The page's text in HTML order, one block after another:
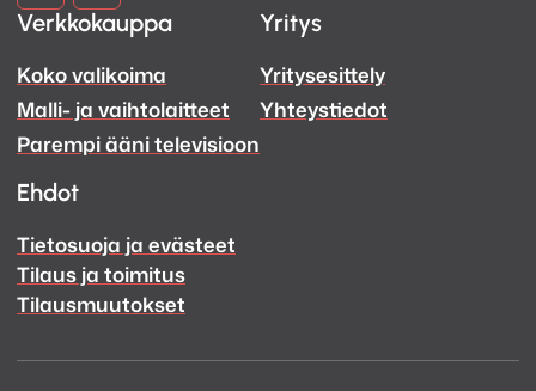
ja
Ääni
Facebook
ja
Ääni
Instagram
Verkkokauppa
Koko valikoima
Malli- ja vaihtolaitteet
Parempi ääni televisioon
Yritys
Yritysesittely
Yhteystiedot
Ehdot
Tietosuoja ja evästeet
Tilaus ja toimitus
Tilausmuutokset